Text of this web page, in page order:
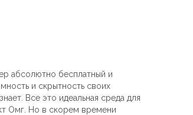
абсолютно бесплатный и
и скрытность своих
Все это идеальная среда для
Омг. Но в скорем времени